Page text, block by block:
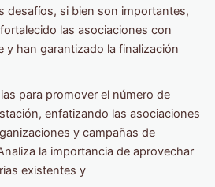
desafíos, si bien son importantes,
las asociaciones con
y han garantizado la finalización
para promover el número de
enfatizando las asociaciones
y campañas de
la importancia de aprovechar
existentes y